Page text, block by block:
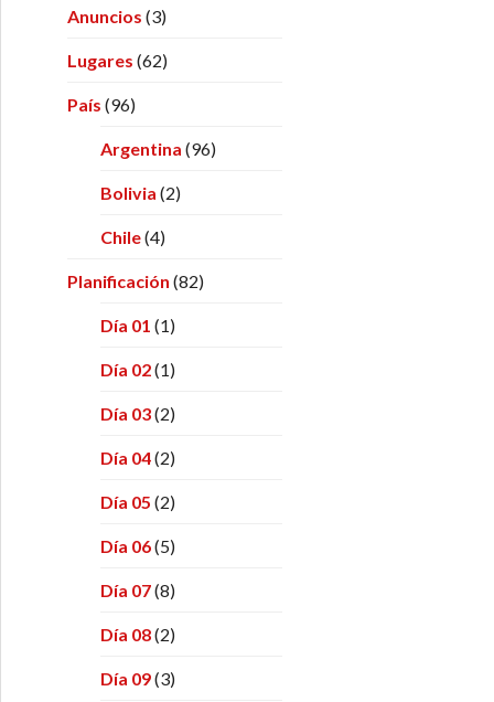
Anuncios (3)
Lugares (62)
País (96)
Argentina (96)
Bolivia (2)
Chile(4)
Planificación (82)
Día 01 (1)
Día 02(1)
Día 03(2)
Día 04(2)
Día 05 (2)
Día 06(5)
Día 07(8)
Día 08(2)
Día 09(3)